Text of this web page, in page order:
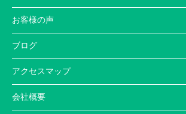
お客様の声
ブログ
アクセスマップ
会社概要